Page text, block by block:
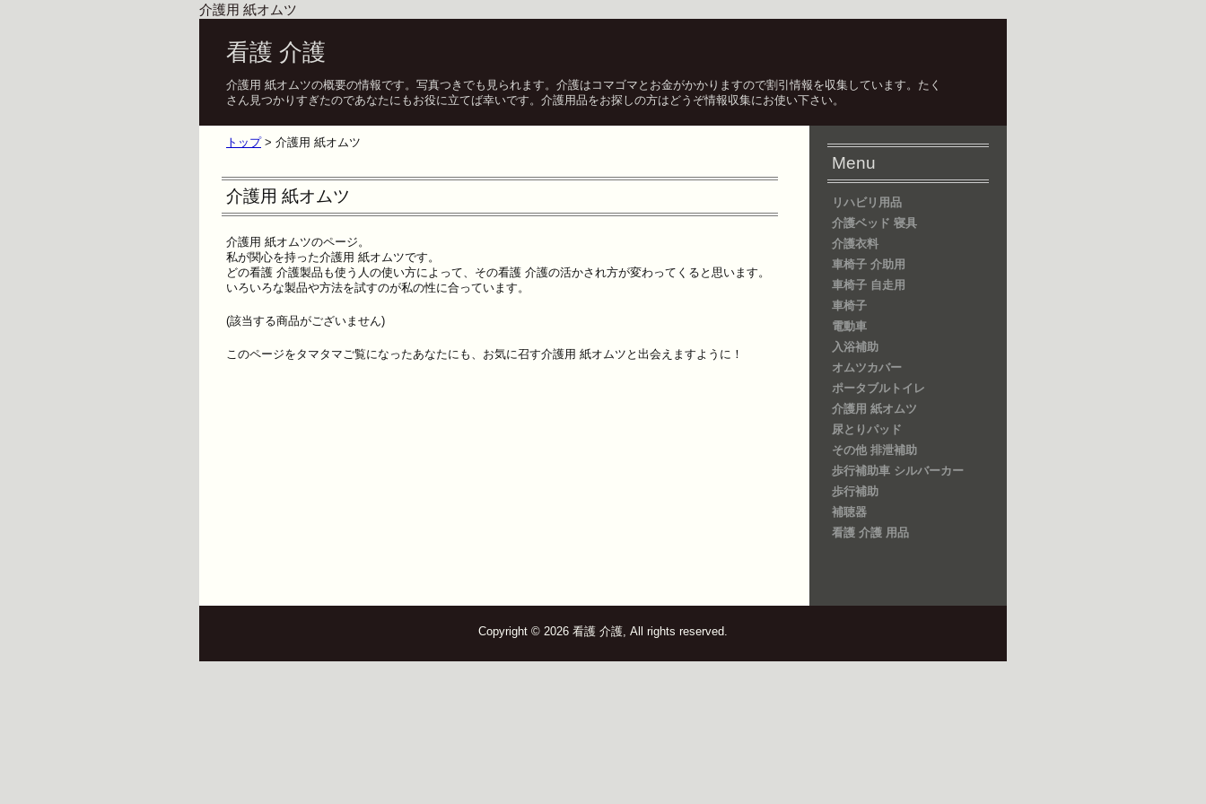
介護用 紙オムツ
看護 介護
介護用 紙オムツの概要の情報です。写真つきでも見られます。介護はコマゴマとお金がかかりますので割引情報を収集しています。たく
さん見つかりすぎたのであなたにもお役に立てば幸いです。介護用品をお探しの方はどうぞ情報収集にお使い下さい。
トップ> 介護用 紙オムツ
介護用 紙オムツ
介護用 紙オムツのページ。
私が関心を持った介護用 紙オムツです。
どの看護 介護製品も使う人の使い方によって、その看護 介護の活かされ方が変わってくると思います。
いろいろな製品や方法を試すのが私の性に合っています。
(該当する商品がございません)
このページをタマタマご覧になったあなたにも、お気に召す介護用 紙オムツと出会えますように！
Menu
リハビリ用品
介護ベッド 寝具
介護衣料
車椅子 介助用
車椅子 自走用
車椅子
電動車
入浴補助
オムツカバー
ポータブルトイレ
介護用 紙オムツ
尿とりパッド
その他 排泄補助
歩行補助車 シルバーカー
歩行補助
補聴器
看護 介護 用品
Copyright © 2026 看護 介護, All rights reserved.